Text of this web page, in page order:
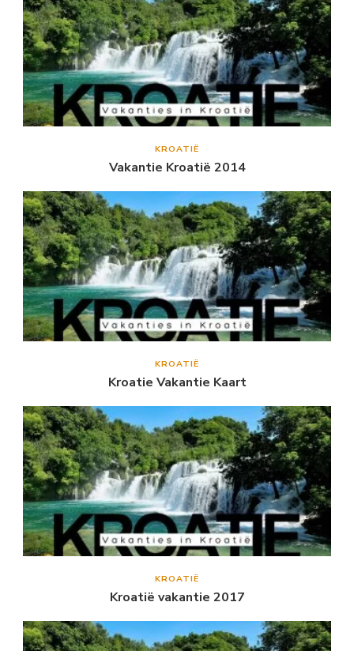
KROATIË
Vakantie Kroatië 2014
KROATIË
Kroatie Vakantie Kaart
KROATIË
Kroatië vakantie 2017